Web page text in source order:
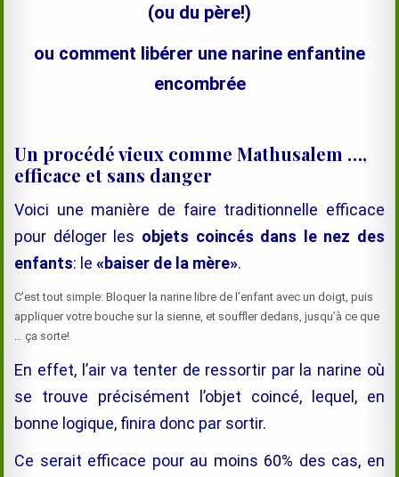
(ou du père!)
ou comment libérer une narine enfantine
encombrée
Un procédé vieux comme Mathusalem …,
efficace et sans danger
Voici une manière de faire traditionnelle efficace
pour déloger les objets coincés dans le nez des
enfants: le«baiser de la mère».
C’est tout simple: Bloquer la narine libre de l’enfant avec un doigt, puis
appliquer votre bouche sur la sienne, et souffler dedans, jusqu’à ce que
… ça sorte!
En effet, l’air va tenter de ressortir par la narine où
se trouve précisément l’objet coincé, lequel, en
bonne logique, finira donc par sortir.
Ce serait efficace pour au moins 60% des cas, en